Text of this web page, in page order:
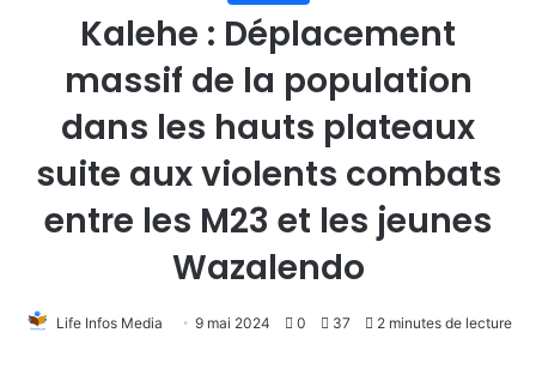
Kalehe : Déplacement
massif de la population
dans les hauts plateaux
suite aux violents combats
entre les M23 et les jeunes
Wazalendo
Life Infos Media 9 mai 2024 0 37 2 minutes de lecture